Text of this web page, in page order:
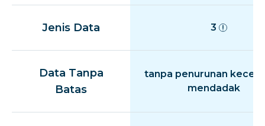
Jenis Data 3
Data Tanpa
Batas
tanpa penurunan
mendadak